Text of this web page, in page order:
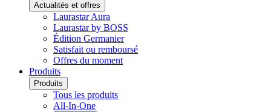
Actualités et offres
Laurastar Aura
Laurastar by BOSS
Édition Germanier
Satisfait ou remboursé
Offres du moment
Produits
Produits
Tous les produits
All-In-One